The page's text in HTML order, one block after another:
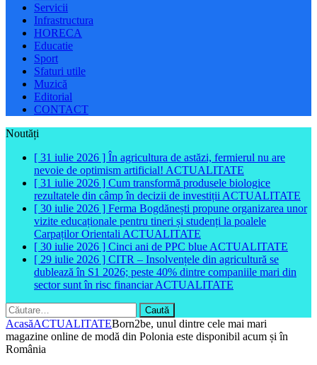
Servicii
Infrastructura
HORECA
Educatie
Sport
Sfaturi utile
Muzică
Editorial
CONTACT
Noutăți
[ 31 iulie 2026 ] În agricultura de astăzi, fermierul nu are
nevoie de optimism artificial! ACTUALITATE
[ 31 iulie 2026 ] Cum transformă produsele biologice
rezultatele din câmp în decizii de investiții ACTUALITATE
[ 30 iulie 2026 ] Ferma Bogdănești propune organizarea unor
vizite educaționale pentru tineri și studenți la poalele
Carpaților Orientali ACTUALITATE
[ 30 iulie 2026 ] Cinci ani de PPC blue ACTUALITATE
[ 29 iulie 2026 ] CITR – Insolvențele din agricultură se
dublează în S1 2026; peste 40% dintre companiile mari din
sector sunt în risc financiarACTUALITATE
Caută
după:
AcasăACTUALITATEBorn2be, unul dintre cele mai mari
magazine online de modă din Polonia este disponibil acum și în
România